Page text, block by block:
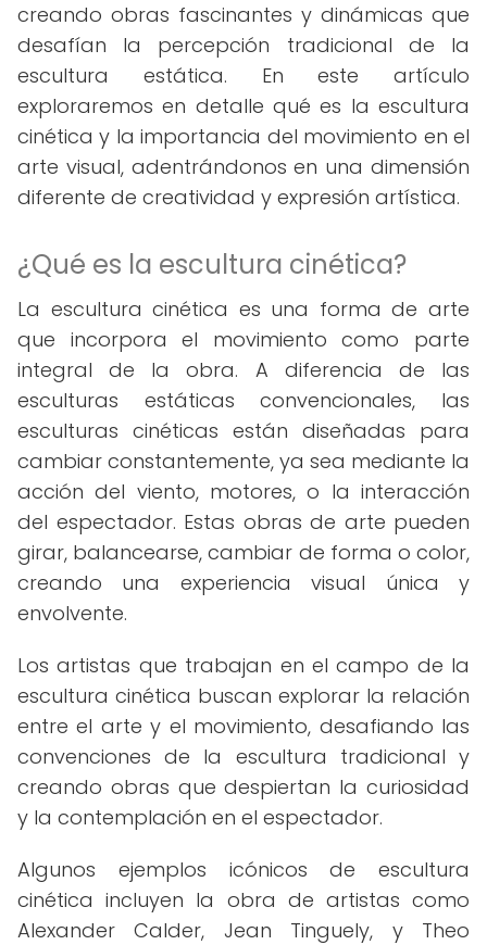
creando obras fascinantes y dinámicas que
desafían la percepción tradicional de la
escultura estática. En este artículo
exploraremos en detalle qué es la escultura
cinética y la importancia del movimiento en el
arte visual, adentrándonos en una dimensión
diferente de creatividad y expresión artística.
¿Qué es la escultura cinética?
La escultura cinética es una forma de arte
que incorpora el movimiento como parte
integral de la obra. A diferencia de las
esculturas estáticas convencionales, las
esculturas cinéticas están diseñadas para
cambiar constantemente, ya sea mediante la
acción del viento, motores, o la interacción
del espectador. Estas obras de arte pueden
girar, balancearse, cambiar de forma o color,
creando una experiencia visual única y
envolvente.
Los artistas que trabajan en el campo de la
escultura cinética buscan explorar la relación
entre el arte y el movimiento, desafiando las
convenciones de la escultura tradicional y
creando obras que despiertan la curiosidad
y la contemplación en el espectador.
Algunos ejemplos icónicos de escultura
cinética incluyen la obra de artistas como
Alexander Calder, Jean Tinguely, y Theo